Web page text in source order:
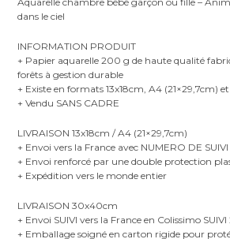
dans le ciel
INFORMATION PRODUIT
+ Papier aquarelle 200 g de haute qualité
forêts à gestion durable
+ Existe en formats 13x18cm, A4 (21×29,7cm)
+ Vendu SANS CADRE
LIVRAISON 13x18cm / A4 (21×29,7cm)
+ Envoi vers la France avec NUMERO DE SUIVI
+ Envoi renforcé par une double protection
+ Expédition vers le monde entier
LIVRAISON 30x40cm
+ Envoi SUIVI vers la France en Colissimo
+ Emballage soigné en carton rigide pour